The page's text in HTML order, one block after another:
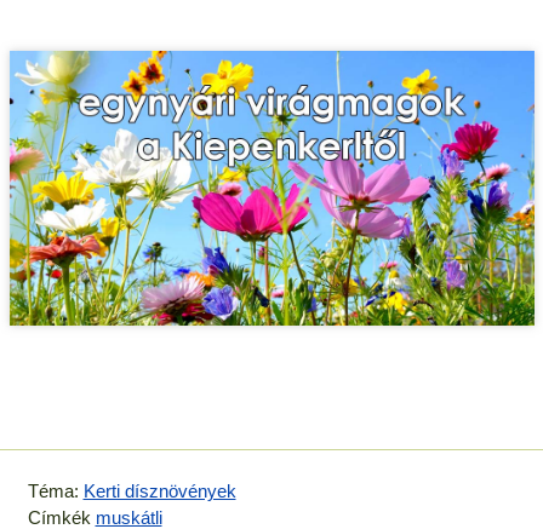
Téma: Kerti dísznövények
Címkék muskátli